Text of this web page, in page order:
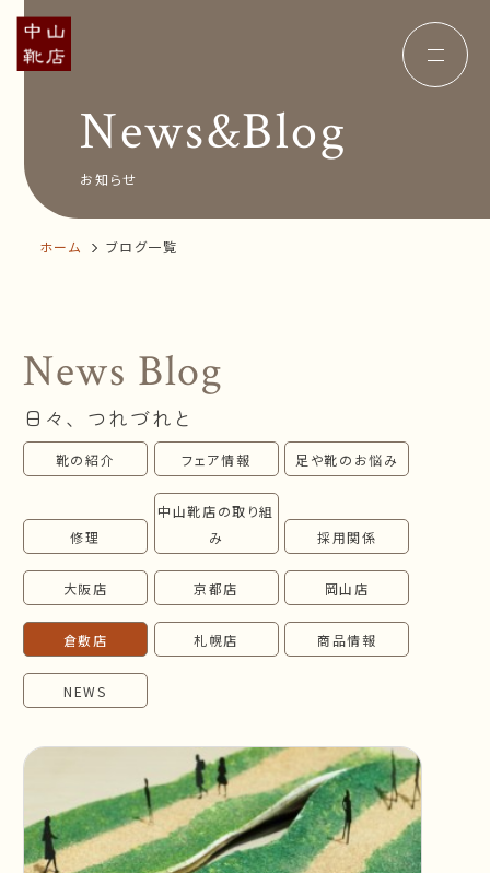
Concept コンセプト
Insole オーダー中敷き
News&Blog
Company
オンラインショップ
お問い合わせ
follow us!
News&Blog
お知らせ
ホーム ブログ一覧
News Blog
日々、つれづれと
靴の紹介 フェア情報 足や靴のお悩み
修理
中山靴店の取り組
み
採用関係
大阪店 京都店 岡山店
倉敷店 札幌店 商品情報
NEWS